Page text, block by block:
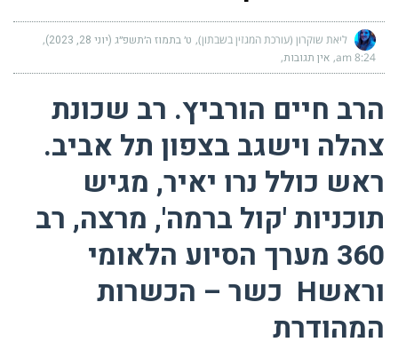
ליאת שוקרון (עורכת המגזין בשבתון) ט׳ בתמוז ה׳תשפ״ג (יוני 28, 2023)
8:24 am אין תגובות
הרב חיים הורביץ. רב שכונת
צהלה וישגב בצפון תל אביב.
ראש כולל נרו יאיר, מגיש
תוכניות 'קול ברמה', מרצה, רב
360 מערך הסיוע הלאומי
וראשH כשר – הכשרות
המהודרת